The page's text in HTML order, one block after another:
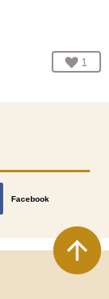
お気
1
Facebook
別のウィンドウで開きます